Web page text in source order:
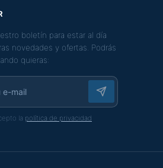
boletín para estar al día
novedades y ofertas. Podrás
quieras:
la política de privacidad